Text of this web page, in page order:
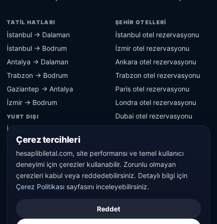
TATIL HATLARI
İstanbul → Dalaman
İstanbul → Bodrum
Antalya → Dalaman
Trabzon → Bodrum
Gaziantep → Antalya
İzmir → Bodrum
YURT DIŞI
İstanbul → Berlin
İstanbul → Paris
İstanbul → Londra
İstanbul → Dubai
ŞEHIR OTELLERI
İstanbul otel rezervasyonu
İzmir otel rezervasyonu
Ankara otel rezervasyonu
Trabzon otel rezervasyonu
Paris otel rezervasyonu
Londra otel rezervasyonu
Dubai otel rezervasyonu
Kullanım Şartları
Çerez tercihleri
hesaplibiletal.com, site performansı ve temel kullanıcı
deneyimi için çerezler kullanabilir. Zorunlu olmayan
çerezleri kabul veya reddedebilirsiniz. Detaylı bilgi için
Çerez Politikası sayfasını inceleyebilirsiniz.
Reddet